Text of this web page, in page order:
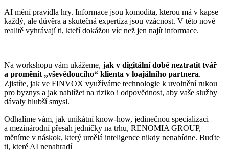
AI mění pravidla hry. Informace jsou komodita, kterou má v kapse
každý, ale důvěra a skutečná expertíza jsou vzácnost. V této nové
realitě vyhrávají ti, kteří dokážou víc než jen najít informace.
Na workshopu vám ukážeme, jak v digitální době neztratit tvář
a proměnit „vševědoucího“ klienta v loajálního partnera.
Zjistíte, jak ve FINVOX využíváme technologie k uvolnění rukou
pro byznys a jak nahlížet na riziko i odpovědnost, aby vaše služby
dávaly hlubší smysl.
Odhalíme vám, jak unikátní know-how, jedinečnou specializaci
a mezinárodní přesah jedničky na trhu, RENOMIA GROUP,
měníme v náskok, který umělá inteligence nikdy nenabídne. Buďte
ti, které AI nenahradí